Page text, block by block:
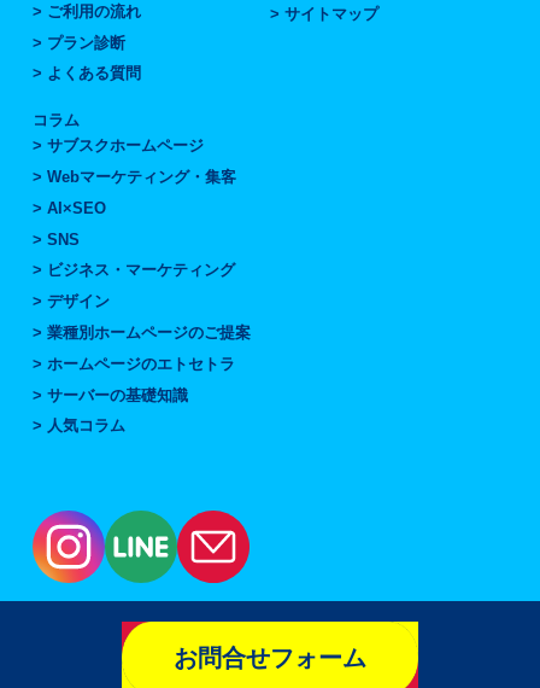
ご利用の流れ
プラン診断
よくある質問
サイトマップ
コラム
サブスクホームページ
Webマーケティング・集客
AI×SEO
SNS
ビジネス・マーケティング
デザイン
業種別ホームページのご提案
ホームページのエトセトラ
サーバーの基礎知識
人気コラム
お問合せフォーム